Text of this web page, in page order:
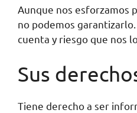
Aunque nos esforzamos
no podemos
cuenta y riesgo que nos
Sus
Tiene derecho a ser